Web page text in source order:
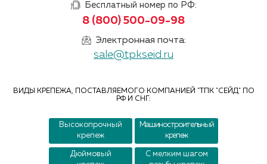
Бесплатный номер по РФ:
8 (800) 500-09-98
Электронная почта:
sale@tpkseid.ru
ВИДЫ КРЕПЕЖА, ПОСТАВЛЯЕМОГО КОМПАНИЕЙ "ТПК "СЕЙД" ПО
РФ И СНГ:
Высокопрочный
крепеж
Машиностроительный
крепеж
Дюймовый
С мелким шагом
Контакты